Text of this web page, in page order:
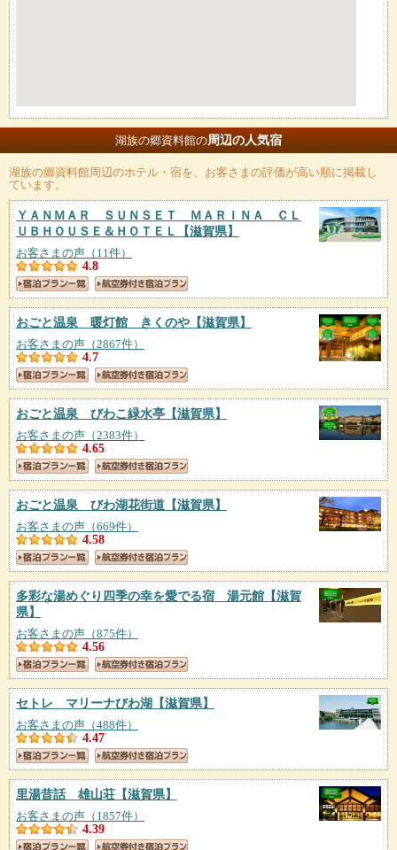
湖族の郷資料館の周辺の人気宿
湖族の郷資料館周辺のホテル・宿を、お客さまの評価が高い順に掲載し
ています。
ＹＡＮＭＡＲ ＳＵＮＳＥＴ ＭＡＲＩＮＡ ＣＬ
ＵＢＨＯＵＳＥ＆ＨＯＴＥＬ
【滋賀県】
お客さまの声（11件）
4.8
おごと温泉 暖灯館 きくのや 【滋賀県】
お客さまの声（2867件）
4.7
おごと温泉 びわこ緑水亭 【滋賀県】
お客さまの声（2383件）
4.65
おごと温泉 びわ湖花街道 【滋賀県】
お客さまの声（669件）
4.58
多彩な湯めぐり四季の幸を愛でる宿 湯元館 【滋賀
県】
お客さまの声（875件）
4.56
セトレ マリーナびわ湖 【滋賀県】
お客さまの声（488件）
4.47
里湯昔話 雄山荘 【滋賀県】
お客さまの声（1857件）
4.39